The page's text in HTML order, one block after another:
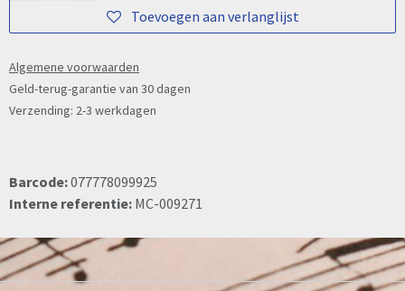
Toevoegen aan verlanglijst
Algemene voorwaarden
Geld-terug-garantie van 30 dagen
Verzending: 2-3 werkdagen
Barcode:077778099925
Interne referentie: MC-009271